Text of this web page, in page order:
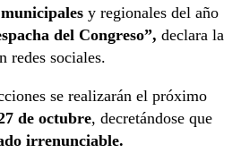
y regionales del año
del Congreso”, declara la
redes sociales.
se realizarán el próximo
de octubre, decretándose que
irrenunciable.